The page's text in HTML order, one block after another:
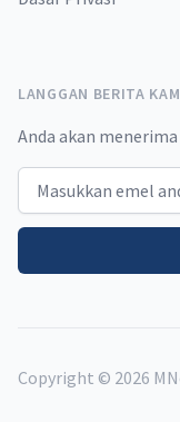
LANGGAN BERITA
Anda akan
Email address
Copyright © 2026